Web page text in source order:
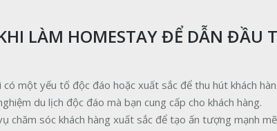
LÀM HOMESTAY ĐỂ DẪN ĐẦU
một yếu tố độc đáo hoặc xuất sắc để thu hút khách
du lịch độc đáo mà bạn cung cấp cho khách hàng.
chăm sóc khách hàng xuất sắc để tạo ấn tượng mạnh